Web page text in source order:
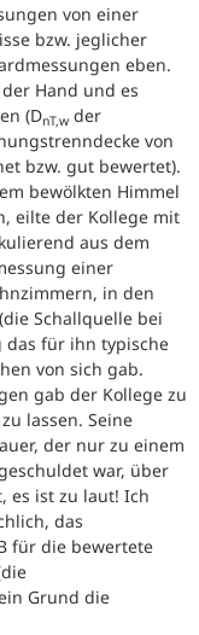
von einer
bzw. jeglicher
eben.
Hand und es
(DnT,w der
von
bzw. gut bewertet).
bewölkten Himmel
eilte der Kollege mit
aus dem
einer
in den
Schallquelle bei
das für ihn typische
von sich gab.
gab der Kollege zu
lassen. Seine
der nur zu einem
war, über
es ist zu laut! Ich
das
für die bewertete
Grund die